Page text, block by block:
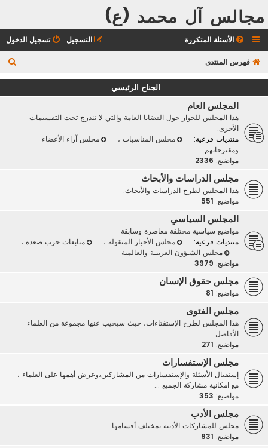
مجالس آل محمد (ع)
الأسئلة المتكررة تسجيل الدخول التسجيل
فهرس المنتدى
ح
الجناح الرئيسي
المجلس العام
هذا المجلس للحوار حول القضايا العامة والتي لا تندرج تحت التقسيمات
الأخرى.
منتديات فرعية:
مجلس المناسبات ،
مجلس آراء الأعضاء
ومقترحاتهم
مواضيع: 2336
مجلس الدراسات والأبحاث
هذا المجلس لطرح الدراسات والأبحاث.
مواضيع: 551
المجلس السياسي
مواضيع سياسية مختلفة معاصرة وسابقة
منتديات فرعية:
مجلس الأخبار المنقولة ، متابعات حرب صعدة ،
مجلس الشـؤون العربيـة والعالمية
مواضيع: 3979
مجلس حقوق الإنسان
مواضيع: 81
مجلس الفتوى
هذا المجلس لطرح الإستفتاءات، حيث سيجيب عنها مجموعة من العلماء
الأفاضل.
مواضيع: 271
مجلس الإستفسارات
إستقبال الأسئلة والإستفسارات من المشاركين،وعرض أهمها على العلماء ،
مع امكانية مشاركة الجميع ...
مواضيع: 353
مجلس الأدب
مجلس للمشاركات الأدبية بمختلف أقسامها...
مواضيع: 931